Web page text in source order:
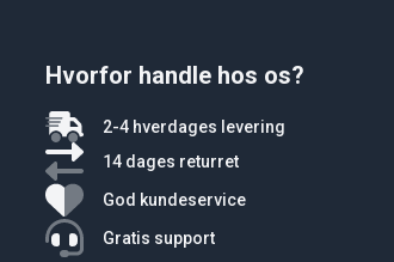
Hvorfor handle hos os?
2-4 hverdages levering
14 dages returret
God kundeservice
Gratis support